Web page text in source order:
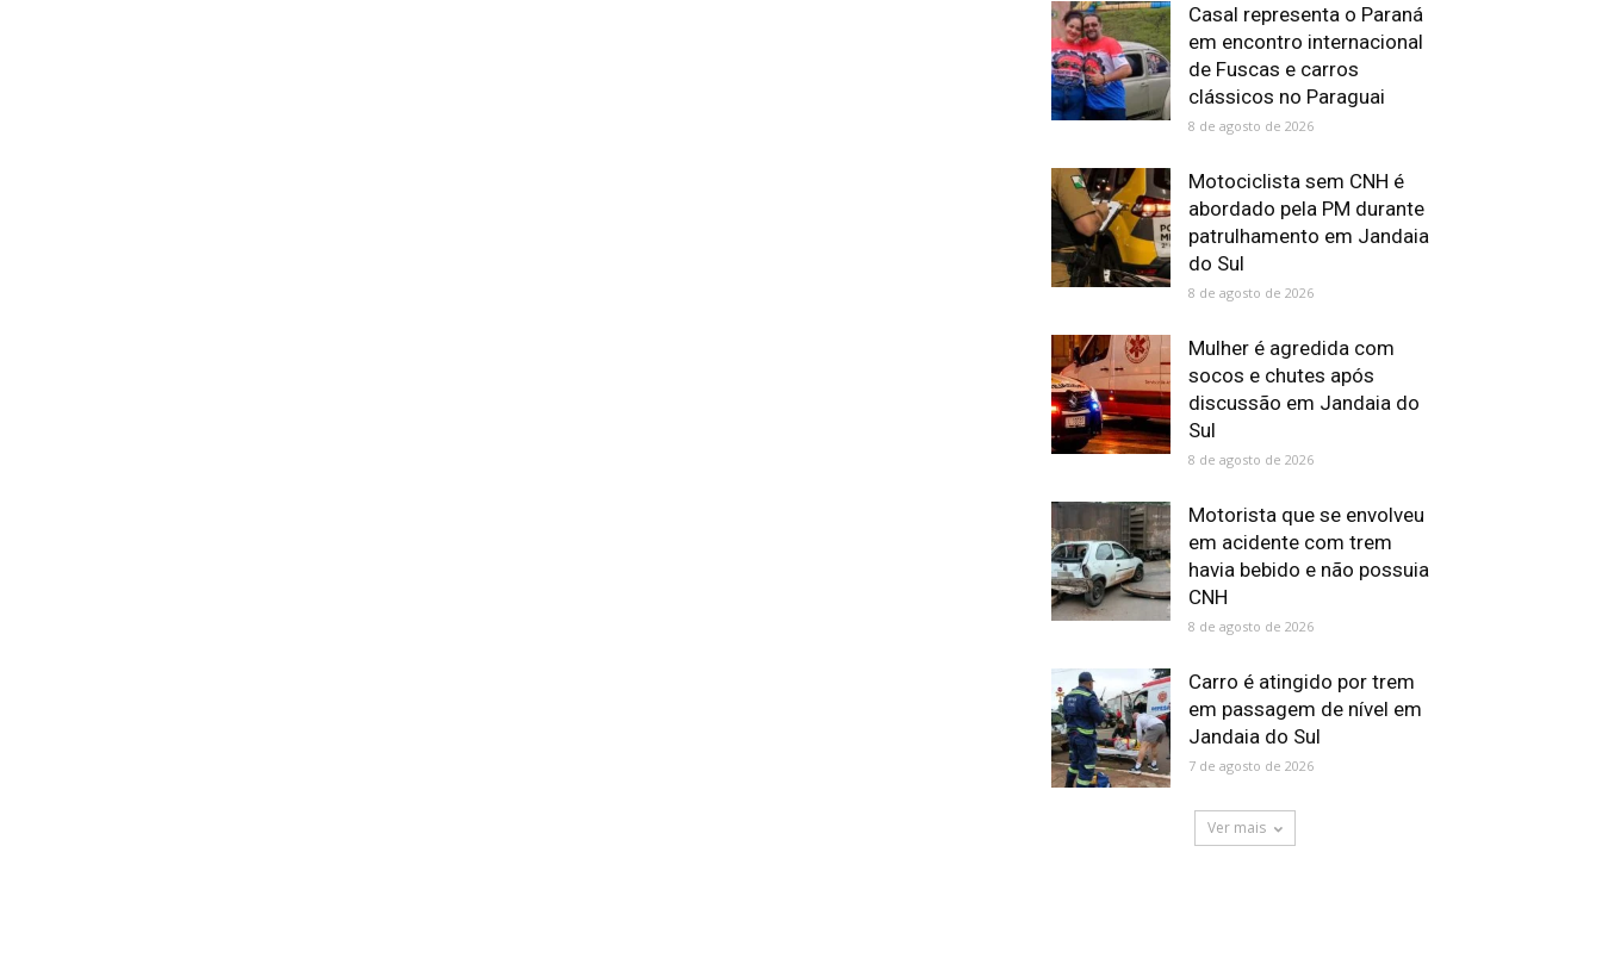
Casal representa o Paraná
em encontro internacional
de Fuscas e carros
clássicos no Paraguai
8 de agosto de 2026
Motociclista sem CNH é
abordado pela PM durante
patrulhamento em Jandaia
do Sul
8 de agosto de 2026
Mulher é agredida com
socos e chutes após
discussão em Jandaia do
Sul
8 de agosto de 2026
Motorista que se envolveu
em acidente com trem
havia bebido e não possuia
CNH
8 de agosto de 2026
Carro é atingido por trem
em passagem de nível em
Jandaia do Sul
7 de agosto de 2026
Ver mais